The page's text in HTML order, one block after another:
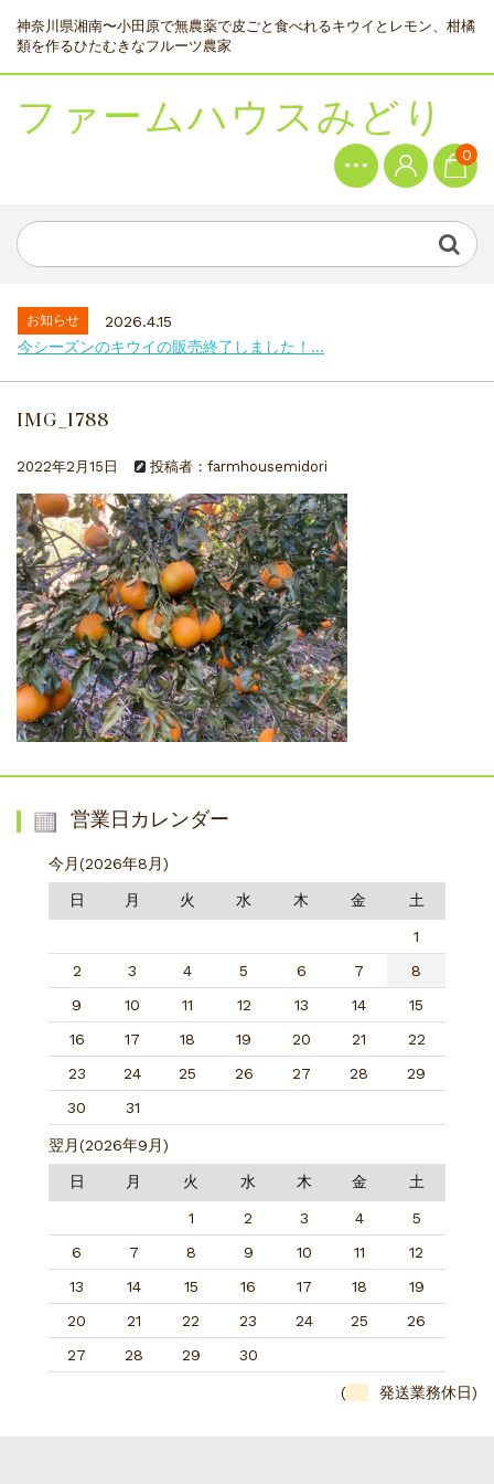
神奈川県湘南〜小田原で無農薬で皮ごと食べれるキウイとレモン、柑橘
類を作るひたむきなフルーツ農家
ファームハウスみどり 0
お知らせ
2026.4.15
今シーズンのキウイの販売終了しました！...
IMG_1788
2022年2月15日 投稿者：farmhousemidori
営業日カレンダー
今月(2026年8月)
日 月 火 水 木 金 土
1
2
3 4 5 6 7
8
9
10 11 12 13 14
15
16
17 18 19 20 21
22
23
24 25 26 27 28
29
30
31
翌月(2026年9月)
日 月 火 水 木 金 土
1 2 3 4
5
6
7 8 9 10 11
12
13
14 15 16 17 18
19
20
21 22 23 24 25
26
27
28 29 30
( 発送業務休日)